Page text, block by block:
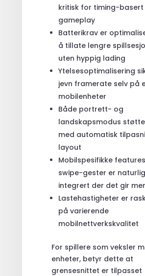
kritisk for timing-basert
gameplay
Batterikrav er
å tillate lengre
uten hyppig lading
Ytelsesoptimalisering
jevn framerate selv på
mobilenheter
Både portrett- og
landskapsmodus
med automatisk
layout
Mobilspesifikke
swipe-gester er naturlig
integrert der det gir
Lastehastigheter er
på varierende
mobilnettverkskvalitet
For spillere som veksler
enheter, betyr dette at
grensesnittet er tilpasset